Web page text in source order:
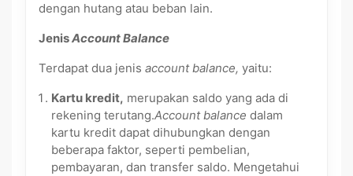
dengan hutang atau beban lain.
JenisAccount Balance
Terdapat dua jenis account balance, yaitu:
Kartu kredit, merupakan saldo yang ada di
rekening terutang.Account balance dalam
kartu kredit dapat dihubungkan dengan
beberapa faktor, seperti pembelian,
pembayaran, dan transfer saldo. Mengetahui